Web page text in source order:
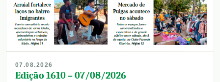
07.08.2026
Edição 1610 – 07/08/2026